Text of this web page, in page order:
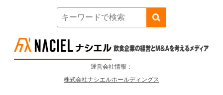
運営会社情報：
株式会社ナシエルホールディングス